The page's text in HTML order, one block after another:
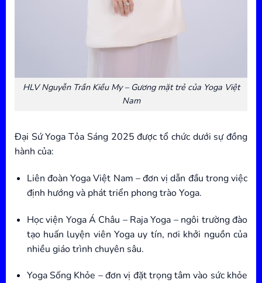
HLV Nguyễn Trần Kiều My – Gương mặt trẻ của Yoga Việt
Nam
Đại Sứ Yoga Tỏa Sáng 2025 được tổ chức dưới sự đồng
hành của:
Liên đoàn Yoga Việt Nam – đơn vị dẫn đầu trong việc
định hướng và phát triển phong trào Yoga.
Học viện Yoga Á Châu – Raja Yoga – ngôi trường đào
tạo huấn luyện viên Yoga uy tín, nơi khởi nguồn của
nhiều giáo trình chuyên sâu.
Yoga Sống Khỏe – đơn vị đặt trọng tâm vào sức khỏe